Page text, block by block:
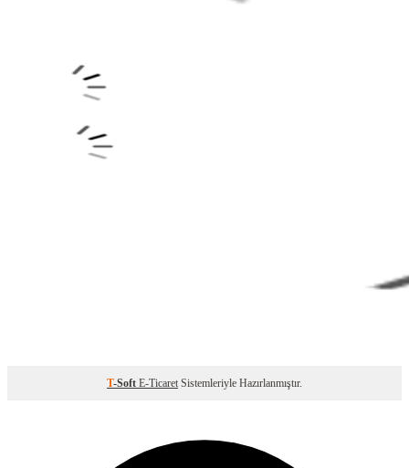
T-Soft E-Ticaret Sistemleriyle Hazırlanmıştır.